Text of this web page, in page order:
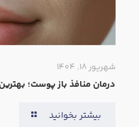
شهریور ۱۸, ۱۴۰۴
درمان منافذ باز پوست؛
بیشتر بخوانید